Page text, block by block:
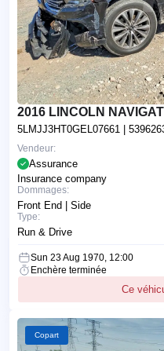
2016 LINCOLN
5LMJJ3HT0GEL07661 |
Vendeur:
Assurance
Insurance company
Dommages:
Front End | Side
Type:
Run & Drive
Sun 23 Aug 1970, 12:00
Enchère terminée
Ce
Copart